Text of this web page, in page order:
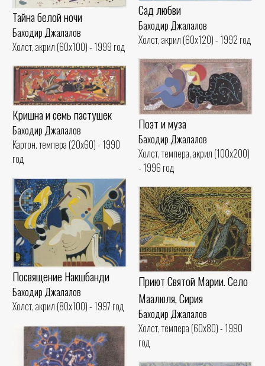
Тайна белой ночи
Баходир Джалалов
Холст, акрил (60x100) - 1999 год
Сад любви
Баходир Джалалов
Холст, акрил (60x120) - 1992 год
Поэт и муза
Баходир Джалалов
Холст, темпера, акрил (100x200)
- 1996 год
Кришна и семь пастушек
Баходир Джалалов
Картон. темпера (20x60) - 1990
год
Посвящение Накшбанди
Баходир Джалалов
Холст, акрил (80x100) - 1997 год
Приют Святой Марии. Село
Маалюля, Сирия
Баходир Джалалов
Холст, темпера (60x80) - 1990
год